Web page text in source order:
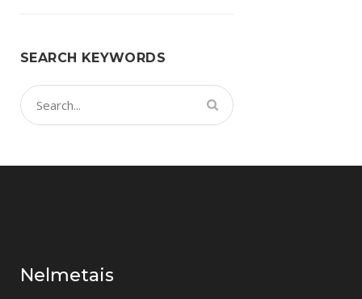
SEARCH KEYWORDS
Nelmetais